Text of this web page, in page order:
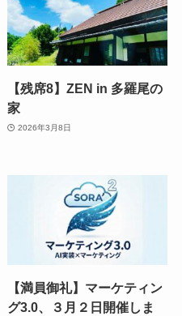
【残席8】ZEN in 多羅尾の
家
2026年3月8日
【満員御礼】マーケティン
グ3.0、３月２日開催しま